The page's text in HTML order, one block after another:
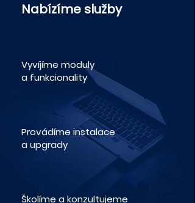
Nabízíme služby
Vyvíjíme moduly
a funkcionality
Provádíme instalace
a upgrady
Školíme a konzultujeme